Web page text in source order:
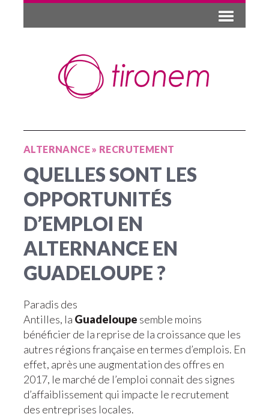
ALTERNANCE» RECRUTEMENT
QUELLES SONT LES
OPPORTUNITÉS
D’EMPLOI EN
ALTERNANCE EN
GUADELOUPE ?
Paradis des
Antilles, la Guadeloupe semble moins
bénéficier de la reprise de la croissance que les
autres régions française en termes d’emplois. En
effet, après une augmentation des offres en
2017, le marché de l’emploi connait des signes
d’affaiblissement qui impacte le recrutement
des entreprises locales.